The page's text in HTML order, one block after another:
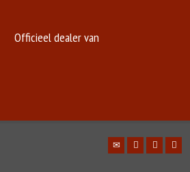
Officieel dealer van